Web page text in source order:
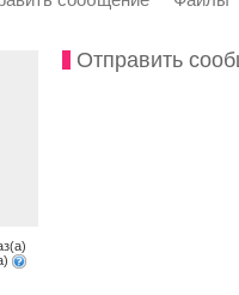
Отправить